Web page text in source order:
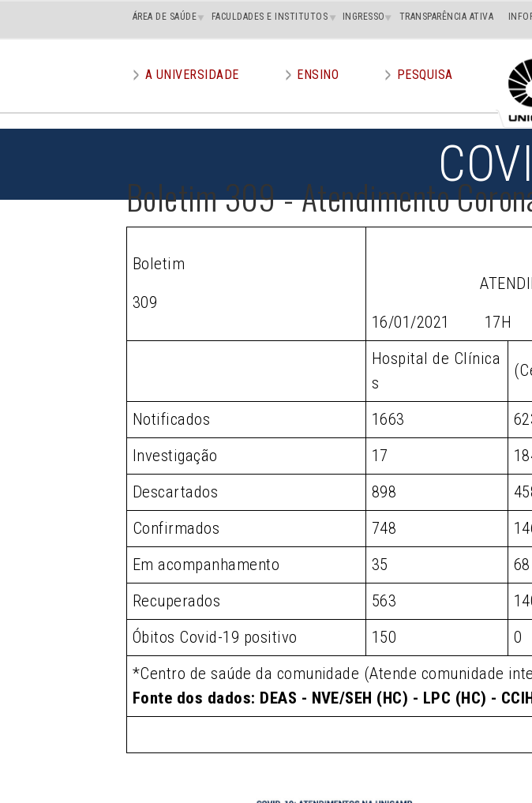
Main
superior
ÁREA DE SAÚDE FACULDADES E INSTITUTOS INGRESSO TRANSPARÊNCIA ATIVA
menu
A UNIVERSIDADE ENSINO PESQUISA
Boletim 309 - Atendimento
Boletim
309
16/01/2021 17H
Hospital de Clínica
s
Notificados 1663
Investigação
17
Descartados
898
Confirmados
748
Em acompanhamento
35 68
Recuperados
563
Óbitos Covid-19 positivo
150 0
*Centro de saúde da comunidade (Atende comunidade
Fonte dos dados: DEAS - NVE/SEH (HC) - LPC (HC) -